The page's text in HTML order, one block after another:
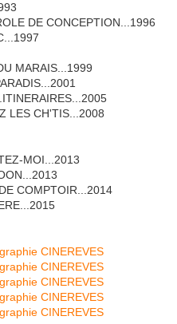
DE CONCEPTION...1996
MARAIS...1999
LES CH'TIS...2008
MOI...2013
COMPTOIR...2014